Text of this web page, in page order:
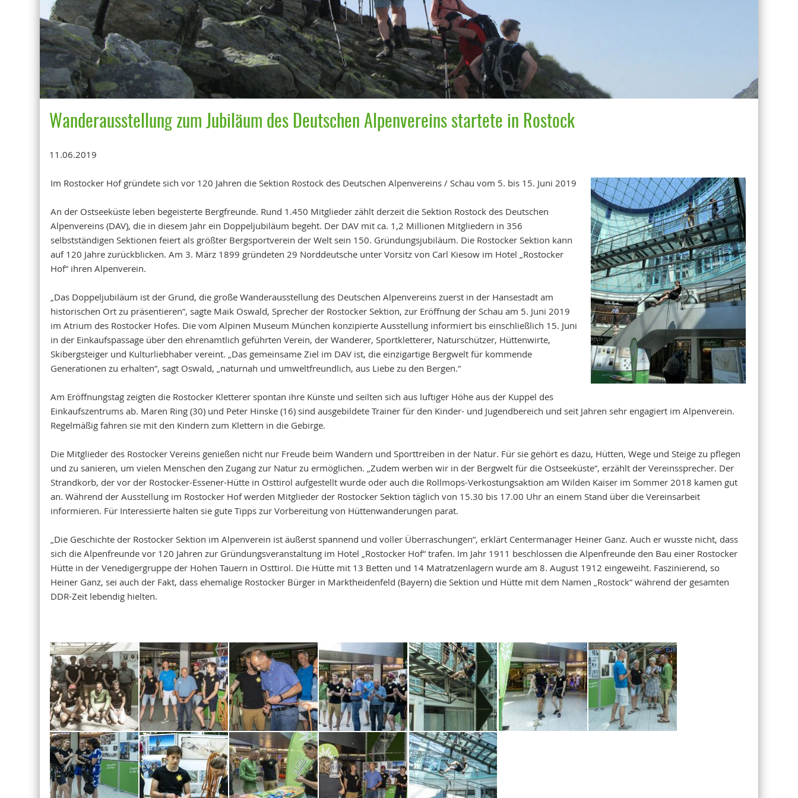
Wanderausstellung zum Jubiläum des Deutschen Alpenvereins startete in Rostock
11.06.2019
Im Rostocker Hof gründete sich vor 120 Jahren die Sektion Rostock des Deutschen Alpenvereins / Schau vom 5. bis 15. Juni 2019
An der Ostseeküste leben begeisterte Bergfreunde. Rund 1.450 Mitglieder zählt derzeit die Sektion Rostock des Deutschen
Alpenvereins (DAV), die in diesem Jahr ein Doppeljubiläum begeht. Der DAV mit ca. 1,2 Millionen Mitgliedern in 356
selbstständigen Sektionen feiert als größter Bergsportverein der Welt sein 150. Gründungsjubiläum. Die Rostocker Sektion kann
auf 120 Jahre zurückblicken. Am 3. März 1899 gründeten 29 Norddeutsche unter Vorsitz von Carl Kiesow im Hotel „Rostocker
Hof“ ihren Alpenverein.
„Das Doppeljubiläum ist der Grund, die große Wanderausstellung des Deutschen Alpenvereins zuerst in der Hansestadt am
historischen Ort zu präsentieren“, sagte Maik Oswald, Sprecher der Rostocker Sektion, zur Eröffnung der Schau am 5. Juni 2019
im Atrium des Rostocker Hofes. Die vom Alpinen Museum München konzipierte Ausstellung informiert bis einschließlich 15. Juni
in der Einkaufspassage über den ehrenamtlich geführten Verein, der Wanderer, Sportkletterer, Naturschützer, Hüttenwirte,
Skibergsteiger und Kulturliebhaber vereint. „Das gemeinsame Ziel im DAV ist, die einzigartige Bergwelt für kommende
Generationen zu erhalten“, sagt Oswald, „naturnah und umweltfreundlich, aus Liebe zu den Bergen.“
Am Eröffnungstag zeigten die Rostocker Kletterer spontan ihre Künste und seilten sich aus luftiger Höhe aus der Kuppel des
Einkaufszentrums ab. Maren Ring (30) und Peter Hinske (16) sind ausgebildete Trainer für den Kinder- und Jugendbereich und seit Jahren sehr engagiert im Alpenverein.
Regelmäßig fahren sie mit den Kindern zum Klettern in die Gebirge.
Die Mitglieder des Rostocker Vereins genießen nicht nur Freude beim Wandern und Sporttreiben in der Natur. Für sie gehört es dazu, Hütten, Wege und Steige zu pflegen
und zu sanieren, um vielen Menschen den Zugang zur Natur zu ermöglichen. „Zudem werben wir in der Bergwelt für die Ostseeküste“, erzählt der Vereinssprecher. Der
Strandkorb, der vor der Rostocker-Essener-Hütte in Osttirol aufgestellt wurde oder auch die Rollmops-Verkostungsaktion am Wilden Kaiser im Sommer 2018 kamen gut
an. Während der Ausstellung im Rostocker Hof werden Mitglieder der Rostocker Sektion täglich von 15.30 bis 17.00 Uhr an einem Stand über die Vereinsarbeit
informieren. Für Interessierte halten sie gute Tipps zur Vorbereitung von Hüttenwanderungen parat.
„Die Geschichte der Rostocker Sektion im Alpenverein ist äußerst spannend und voller Überraschungen“, erklärt Centermanager Heiner Ganz. Auch er wusste nicht, dass
sich die Alpenfreunde vor 120 Jahren zur Gründungsveranstaltung im Hotel „Rostocker Hof“ trafen. Im Jahr 1911 beschlossen die Alpenfreunde den Bau einer Rostocker
Hütte in der Venedigergruppe der Hohen Tauern in Osttirol. Die Hütte mit 13 Betten und 14 Matratzenlagern wurde am 8. August 1912 eingeweiht. Faszinierend, so
Heiner Ganz, sei auch der Fakt, dass ehemalige Rostocker Bürger in Marktheidenfeld (Bayern) die Sektion und Hütte mit dem Namen „Rostock“ während der gesamten
DDR-Zeit lebendig hielten.